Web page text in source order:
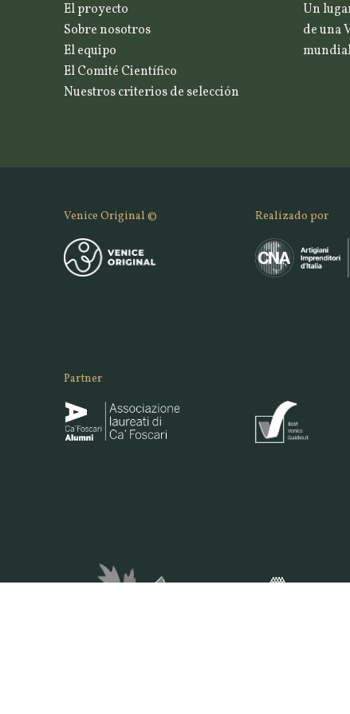
El proyecto
Sobre nosotros
El equipo
El Comité Científico
Nuestros criterios de selección
Un
de una
Venice Original © Realizado por
Partner